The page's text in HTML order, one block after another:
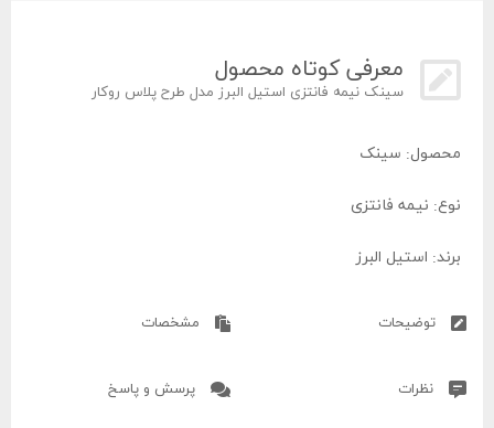
معرفی کوتاه محصول
سینک نیمه فانتزی استیل البرز مدل طرح پلاس روکار
محصول: سینک
نوع: نیمه فانتزی
برند: استیل البرز
توضیحات مشخصات
نظرات پرسش و پاسخ